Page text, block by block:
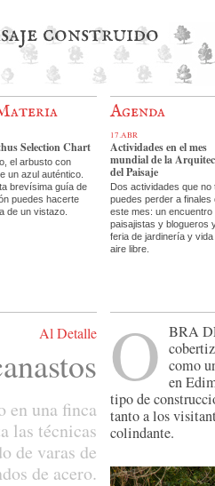
construido
Selection Chart
el arbusto con
un azul auténtico.
brevísima guía de
puedes hacerte
de un vistazo.
Agenda
17.ABR
Actividades en el mes
mundial de la
del Paisaje
Dos actividades que no
puedes perder a finales
este mes: un encuentro
paisajistas y blogueros
feria de jardinería y vida
aire libre.
Al Detalle
en una finca
las técnicas
de varas de
de acero.
O bra
como
en
tipo de
tanto a los
colindante.